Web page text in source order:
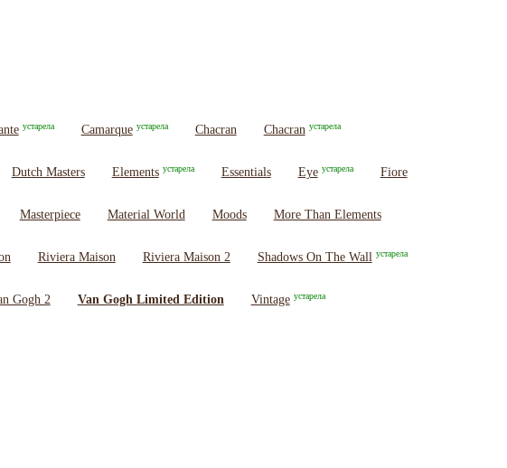
устарела Camarque устарела Chacran Chacran устарела
Dutch Masters Elements устарела Essentials Eye устарела Fiore
Masterpiece Material World Moods More Than Elements
Riviera Maison Riviera Maison 2 Shadows On The Wall устарела
Gogh 2 Van Gogh Limited Edition Vintage устарела